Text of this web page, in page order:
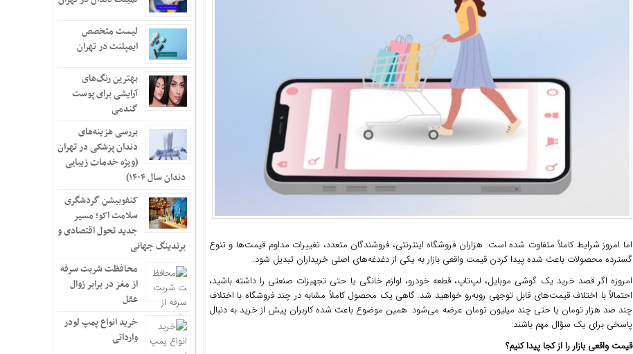
۱۰ بهترین پزشک پیکرتراشی ایران؛ معرفی برترین جراحان زیبایی بدن
فرزندپروری با هوش مصنوعی صحیح است یا غلط؟
اما امروز شرایط کاملاً متفاوت شده است. هزاران فروشگاه اینترنتی، فروشندگان متعدد، تغییرات مداوم قیمت‌ها و تنوع
گسترده محصولات باعث شده پیدا کردن قیمت واقعی بازار به یکی از دغدغه‌های اصلی خریداران تبدیل شود.
امروزه اگر قصد خرید یک گوشی موبایل، لپ‌تاپ، قطعه خودرو، لوازم خانگی یا حتی تجهیزات صنعتی را داشته باشید،
احتمالاً با اختلاف قیمت‌های قابل توجهی روبه‌رو خواهید شد. گاهی یک محصول کاملاً مشابه در چند فروشگاه با اختلاف
چند صد هزار تومان یا حتی چند میلیون تومان عرضه می‌شود. همین موضوع باعث شده کاربران پیش از خرید به دنبال
پاسخی برای یک سؤال مهم باشند:
قیمت واقعی بازار را از کجا پیدا کنیم؟
لیست متخصص
ایمپلنت در تهران
بهترین رنگ‌های
آرایشی برای پوست
گندمی
بررسی هزینه‌های
دندان پزشکی در تهران
(ویژه خدمات زیبایی
دندان سال ۱۴۰۴)
کنفوبیشن گردشگری
سلامت اکو؛ مسیر
جدید تحول اقتصادی و
برندینگ جهانی
محافظت شربت سرفه
از مغز در برابر زوال
عقل
خرید انواع پمپ لودر
وارداتی